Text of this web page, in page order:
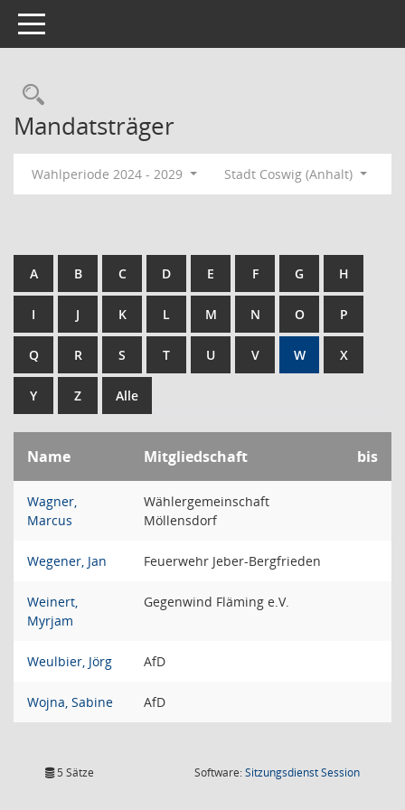
Toggle navigation
Rechercheauswahl
Mandatsträger
Wahlperiode 2024 - 2029 Stadt Coswig (Anhalt)
A B C D E F G H
I J K L M N O P
Q R S T U V W X
Y Z Alle
Name Mitgliedschaft bis
Wagner,
Marcus
Wählergemeinschaft
Möllensdorf
Wegener, Jan Feuerwehr Jeber-Bergfrieden
Weinert,
Myrjam
Gegenwind Fläming e.V.
Weulbier, Jörg AfD
Wojna, Sabine AfD
5 Sätze Software:SitzungsdienstSession(Wird in